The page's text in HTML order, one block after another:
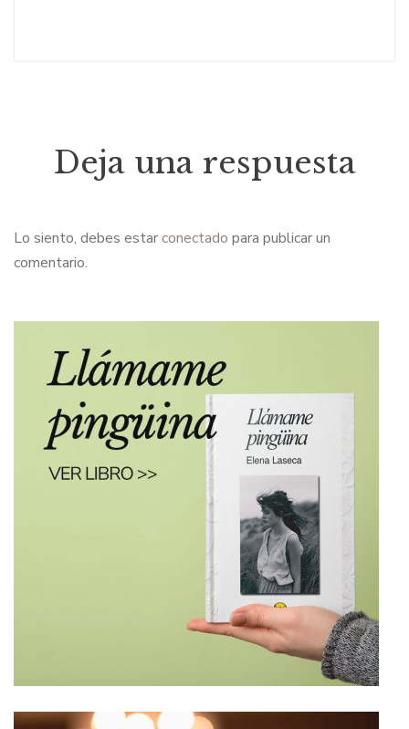
Deja una respuesta
Lo siento, debes estarconectado para publicar un
comentario.